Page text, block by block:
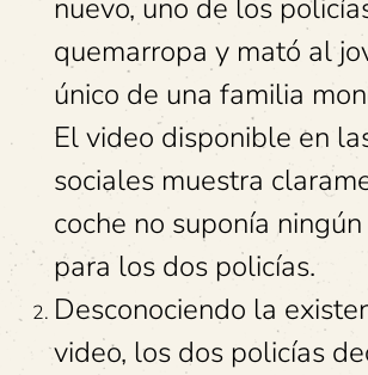
nuevo, uno de los
quemarropa y mató al
único de una familia
El video disponible en
sociales muestra
coche no suponía
para los dos policías.
Desconociendo la
video, los dos policías